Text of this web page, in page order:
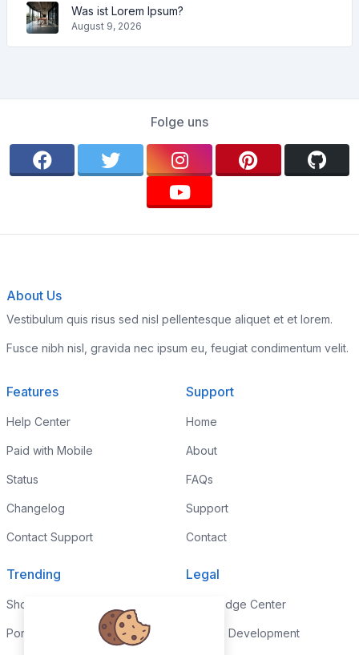
Was ist Lorem Ipsum?
August 9, 2026
Folge uns
About Us
Vestibulum quis risus sed nisl pellentesque aliquet et et lorem.
Fusce nibh nisl, gravida nec ipsum eu, feugiat condimentum velit.
Features
Help Center
Paid with Mobile
Status
Changelog
Contact Support
Support
Home
About
FAQs
Support
Contact
Trending
Shop
Portfolio
Legal
Knowledge Center
Custom Development